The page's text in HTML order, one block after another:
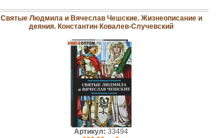
Святые Людмила и Вячеслав Чешские. Жизнеописание и
деяния. Константин Ковалев-Случевский
Артикул: 33494